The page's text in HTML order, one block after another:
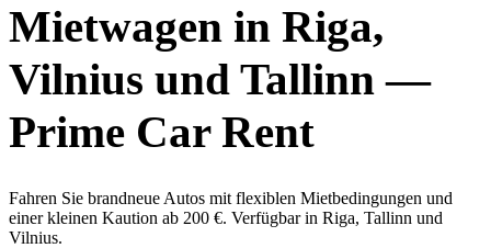
Mietwagen in Riga,
Vilnius und Tallinn —
Prime Car Rent
Fahren Sie brandneue Autos mit flexiblen Mietbedingungen und
einer kleinen Kaution ab 200 €. Verfügbar in Riga, Tallinn und
Vilnius.